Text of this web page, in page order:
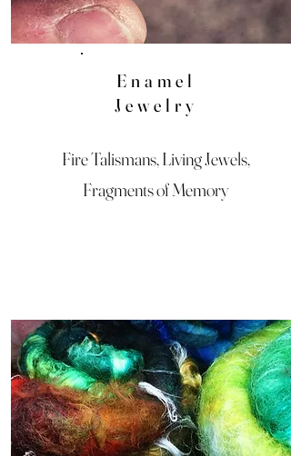
Enamel
Jewelry
Fire Talismans, Living Jewels,
Fragments of Memory